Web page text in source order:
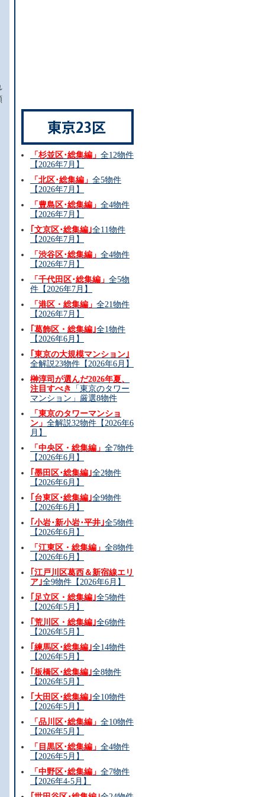
「杉並区･総集編」 全12物件
【2026年7月】
「北区･総集編」 全5物件
【2026年7月】
「豊島区･総集編」 全4物件
【2026年7月】
｢文京区･総集編｣全11物件
【2026年7月】
「渋谷区･総集編」 全4物件
【2026年7月】
「千代田区･総集編」 全5物
件【2026年7月】
「港区・総集編」 全21物件
【2026年7月】
｢葛飾区・総集編｣全1物件
【2026年6月】
｢東京の大規模マンション｣
全解説23物件【2026年6月】
榊淳司が選んだ2026年夏、
注目すべき
「東京のタワー
マンション」厳選8物件
「東京のタワーマンショ
ン」 全解説32物件【2026年6
月】
「中央区・総集編」 全7物件
【2026年6月】
｢墨田区･総集編｣全2物件
【2026年6月】
｢台東区･総集編｣全9物件
【2026年6月】
｢小岩･新小岩･平井｣全5物件
【2026年6月】
「江東区・総集編」 全8物件
【2026年6月】
｢江戸川区葛西＆新宿線エリ
ア｣全9物件【2026年6月】
｢足立区・総集編｣全5物件
【2026年5月】
｢荒川区・総集編｣全6物件
【2026年5月】
｢練馬区･総集編｣全14物件
【2026年5月】
｢板橋区･総集編｣全8物件
【2026年5月】
｢大田区･総集編｣全10物件
【2026年5月】
「品川区･総集編」 全10物件
【2026年5月】
「目黒区･総集編」 全4物件
【2026年5月】
「中野区･総集編」 全7物件
【2026年4-5月】